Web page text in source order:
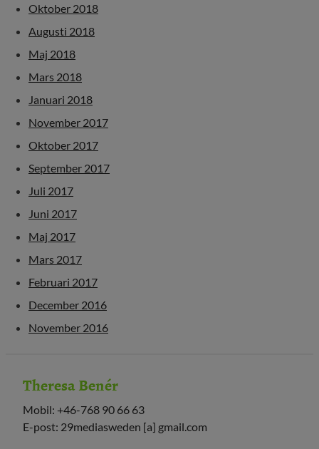
Oktober 2018
Augusti 2018
Maj 2018
Mars 2018
Januari 2018
November 2017
Oktober 2017
September 2017
Juli 2017
Juni 2017
Maj 2017
Mars 2017
Februari 2017
December 2016
November 2016
Theresa Benér
Mobil: +46-768 90 66 63
E-post: 29mediasweden [a] gmail.com